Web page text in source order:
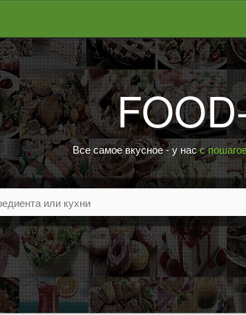
Все самое вкусное - у насс